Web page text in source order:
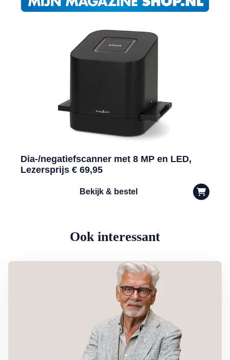
Dia-/negatiefscanner met 8 MP en LED,
Lezersprijs € 69,95
Bekijk & bestel
Ook interessant
Lees meer over Column Jan Slagter: Samen staan we sterk